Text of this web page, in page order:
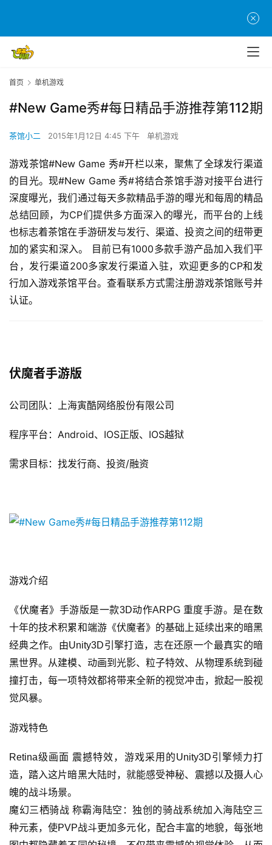
首页 单机游戏
#New Game秀#每日精品手游推荐第112期
茶馆小二 2015年1月12日 4:45 下午 单机游戏
游戏茶馆#New Game 秀#开栏以来，聚焦了全球发行渠道
的目光。现#New Game 秀#将结合茶馆手游对接平台进行
深度曝光，我们通过每天多款精品手游的曝光和每周的精品
总结回顾，为CP们提供多方面深入的曝光，而平台的上线
也标志着茶馆在手游研发与发行、渠道、投资之间的纽带更
加的紧实和深入。 目前已有1000多款手游产品加入我们平
台，发行渠道200多家发行渠道入驻，欢迎更多的CP和发
行加入游戏茶馆平台。查看联系方式需注册游戏茶馆账号并
认证。
伏魔者手游版
公司团队：上海寅酷网络股份有限公司
程序平台：Android、IOS正版、IOS越狱
需求目标：找发行商、投资/融资
游戏介绍
《伏魔者》手游版是一款3D动作ARPG 重度手游。是在数
十年的技术积累和端游《伏魔者》的基础上延续出来的暗黑
经典之作。由Unity3D引擎打造，志在还原一个最真实的暗
黑世界。从建模、动画到光影、粒子特效、从物理系统到碰
撞打击，每一项特效都将带来全新的视觉冲击，掀起一股视
觉风暴。
游戏特色
Retina级画面 震撼特效， 游戏采用的Unity3D引擎倾力打
造，踏入这片暗黑大陆时，就能感受神秘、震撼以及摄人心
魄的战斗场景。
魔幻三栖骑战 称霸海陆空：独创的骑战系统加入海陆空三
种元素，使PVP战斗更加多元化，配合丰富的地貌，每张地